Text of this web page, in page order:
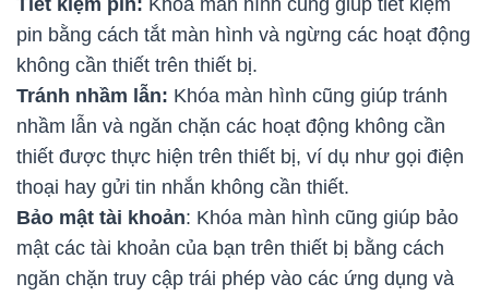
pin bằng cách tắt màn hình và ngừng các hoạt động
không cần thiết trên thiết bị.
Tránh nhầm lẫn: Khóa màn hình cũng giúp tránh
nhầm lẫn và ngăn chặn các hoạt động không cần
thiết được thực hiện trên thiết bị, ví dụ như gọi điện
thoại hay gửi tin nhắn không cần thiết.
Bảo mật tài khoản: Khóa màn hình cũng giúp bảo
mật các tài khoản của bạn trên thiết bị bằng cách
ngăn chặn truy cập trái phép vào các ứng dụng và